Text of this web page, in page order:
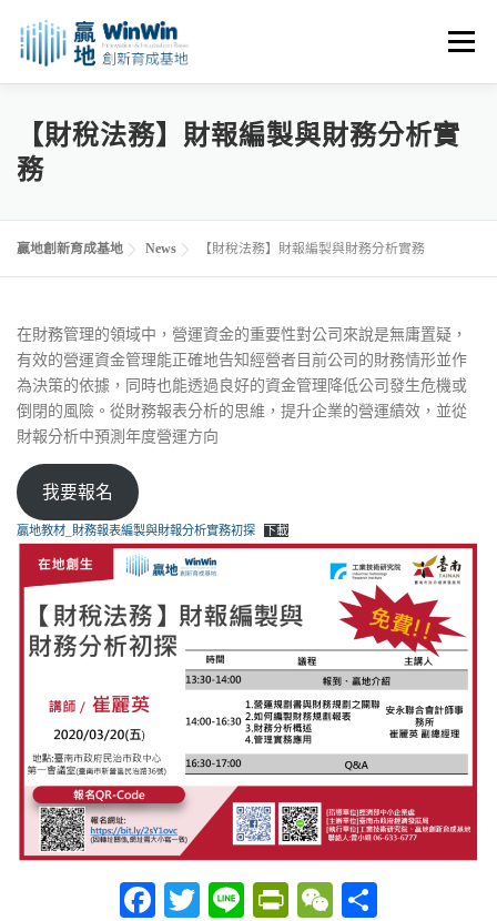
要
選單
關於我們 最新消息 創業資源 創業諮詢
【財稅法務】財報編製與財務分析實
務
贏地創新育成基地 News 【財稅法務】財報編製與財務分析實務
在財務管理的領域中，營運資金的重要性對公司來說是無庸置疑，
有效的營運資金管理能正確地告知經營者目前公司的財務情形並作
為決策的依據，同時也能透過良好的資金管理降低公司發生危機或
倒閉的風險。從財務報表分析的思維，提升企業的營運績效，並從
財報分析中預測年度營運方向
我要報名
贏地教材_財務報表編製與財報分析實務初探 下載
Facebook
Twitter
LinePrintFriendly
WeChat